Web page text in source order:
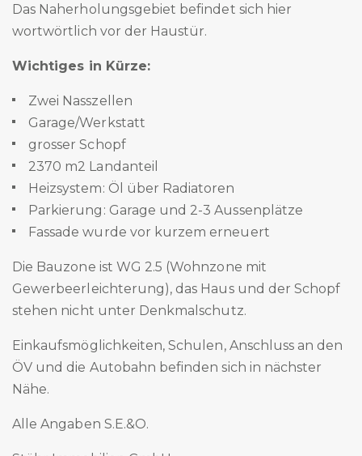
Das Naherholungsgebiet befindet sich hier
wortwörtlich vor der Haustür.
Wichtiges in Kürze:
Zwei Nasszellen
Garage/Werkstatt
grosser Schopf
2370 m2 Landanteil
Heizsystem: Öl über Radiatoren
Parkierung: Garage und 2-3 Aussenplätze
Fassade wurde vor kurzem erneuert
Die Bauzone ist WG 2.5 (Wohnzone mit
Gewerbeerleichterung), das Haus und der Schopf
stehen nicht unter Denkmalschutz.
Einkaufsmöglichkeiten, Schulen, Anschluss an den
ÖV und die Autobahn befinden sich in nächster
Nähe.
Alle Angaben S.E.&O.